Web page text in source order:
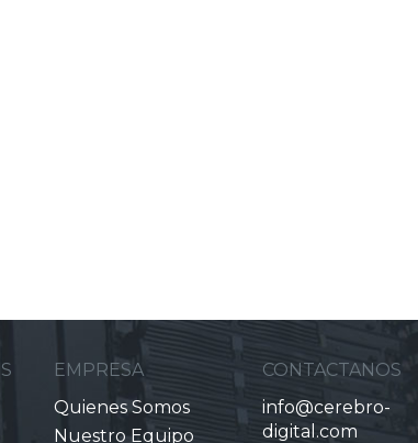
EMPRESA
Quienes Somos
Nuestro Equipo
CONTACTANOS
info@cerebro-
digital.com